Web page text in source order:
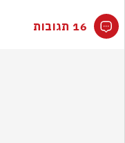
16 תגובות